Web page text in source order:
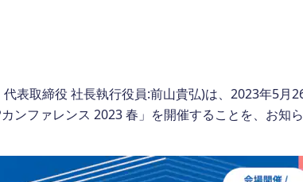
表取締役 社長執行役員:前山貴弘)は、2023年5月
ンファレンス 2023 春」を開催することを、お知ら